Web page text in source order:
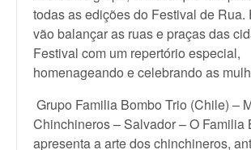
todas as edições do Festival de Rua.
vão balançar as ruas e praças das
Festival com um repertório especial,
homenageando e celebrando as
Grupo Familia Bombo Trio (Chile) –
Chinchineros – Salvador – O Familia
apresenta a arte dos chinchineros,